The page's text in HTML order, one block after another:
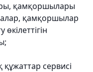
қамқоршылары
қамқоршылар
сервисі